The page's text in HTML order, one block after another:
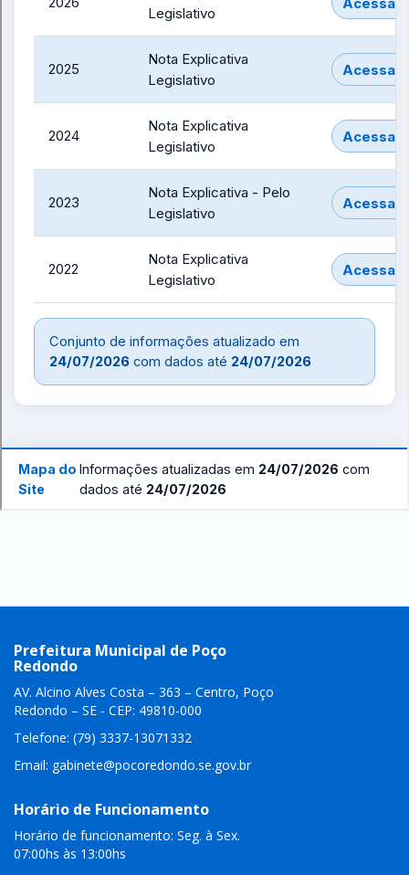
Prefeitura Municipal de Poço
Redondo
AV. Alcino Alves Costa – 363 – Centro, Poço
Redondo – SE - CEP: 49810-000
Telefone: (79) 3337-13071332
Email: gabinete@pocoredondo.se.gov.br
Horário de Funcionamento
Horário de funcionamento: Seg. à Sex.
07:00hs às 13:00hs